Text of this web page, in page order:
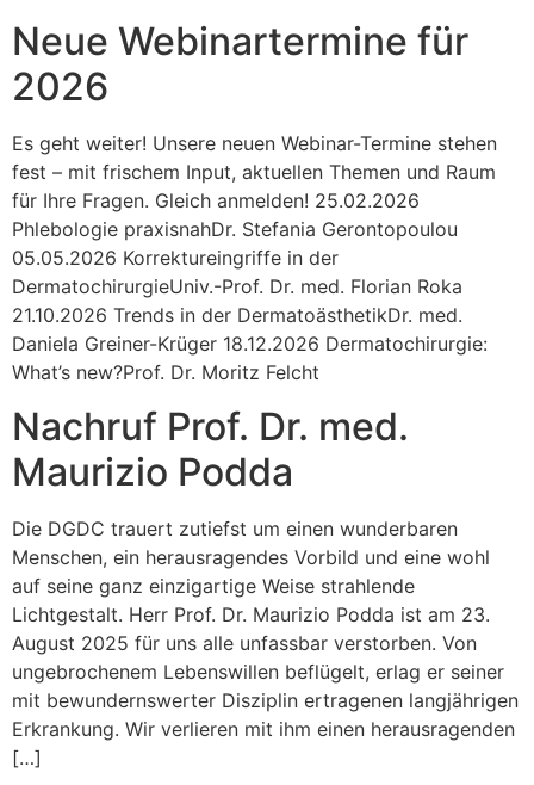
Neue Webinartermine für
2026
Es geht weiter! Unsere neuen Webinar-Termine stehen
fest – mit frischem Input, aktuellen Themen und Raum
für Ihre Fragen. Gleich anmelden! 25.02.2026
Phlebologie praxisnahDr. Stefania Gerontopoulou
05.05.2026 Korrektureingriffe in der
DermatochirurgieUniv.-Prof. Dr. med. Florian Roka
21.10.2026 Trends in der DermatoästhetikDr. med.
Daniela Greiner-Krüger 18.12.2026 Dermatochirurgie:
What’s new?Prof. Dr. Moritz Felcht
Nachruf Prof. Dr. med.
Maurizio Podda
Die DGDC trauert zutiefst um einen wunderbaren
Menschen, ein herausragendes Vorbild und eine wohl
auf seine ganz einzigartige Weise strahlende
Lichtgestalt. Herr Prof. Dr. Maurizio Podda ist am 23.
August 2025 für uns alle unfassbar verstorben. Von
ungebrochenem Lebenswillen beflügelt, erlag er seiner
mit bewundernswerter Disziplin ertragenen langjährigen
Erkrankung. Wir verlieren mit ihm einen herausragenden
[…]